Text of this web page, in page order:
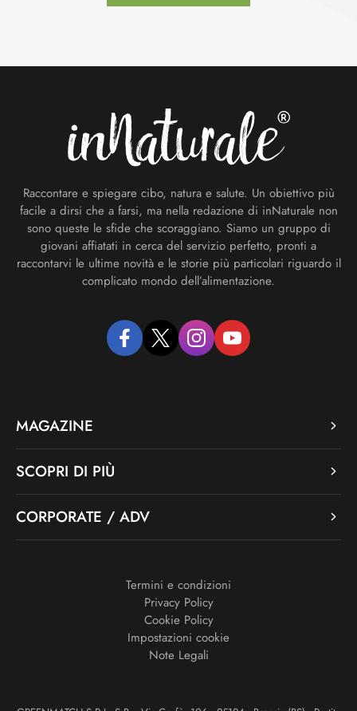
Raccontare e spiegare cibo, natura e salute. Un obiettivo più
facile a dirsi che a farsi, ma nella redazione di inNaturale non
sono queste le sfide che scoraggiano. Siamo un gruppo di
giovani affiatati in cerca del servizio perfetto, pronti a
raccontarvi le ultime novità e le storie più particolari riguardo il
complicato mondo dell’alimentazione.
facebooktwitter instagramyoutube
MAGAZINE
SCOPRI DI PIÙ
CORPORATE / ADV
Termini e condizioni
Privacy Policy
Cookie Policy
Impostazioni cookie
Note Legali